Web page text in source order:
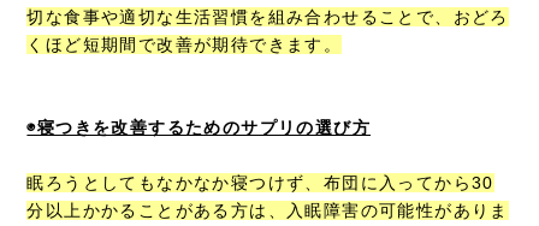
切な食事や適切な生活習慣を組み合わせることで、おどろ
くほど短期間で改善が期待できます。
◉寝つきを改善するためのサプリの選び方
眠ろうとしてもなかなか寝つけず、布団に入ってから30
分以上かかることがある方は、入眠障害の可能性がありま